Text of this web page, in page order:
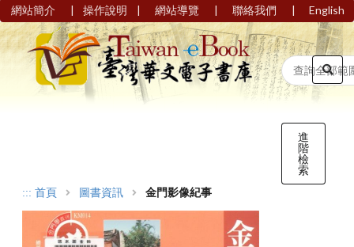
網站簡介 | 操作說明 | 網站導覽 | 聯絡我們 | English
進
階
檢
索
::: 首頁 圖書資訊 金門影像紀事